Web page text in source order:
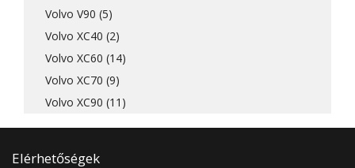
Volvo V90 (5)
Volvo XC40 (2)
Volvo XC60 (14)
Volvo XC70 (9)
Volvo XC90 (11)
Elérhetőségek